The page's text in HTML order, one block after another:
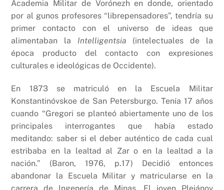
Academia Militar de Vorónezh en donde, orientado
por al gunos profesores “librepensadores”, tendría su
primer contacto con el universo de ideas que
alimentaban la Intelligentsia (intelectuales de la
época producto del contacto con expresiones
culturales e ideológicas de Occidente).
En 1873 se matriculó en la Escuela Militar
Konstantinóvskoe de San Petersburgo. Tenía 17 años
cuando “Gregori se planteó abiertamente uno de los
principales interrogantes que había estado
meditando: saber si el deber auténtico de cada cual
estribaba en la lealtad al Zar o en la lealtad a la
nación.” (Baron, 1976, p.17) Decidió entonces
abandonar la Escuela Militar y matricularse en la
carrera de Ingenería de Minas. El joven Plejánov